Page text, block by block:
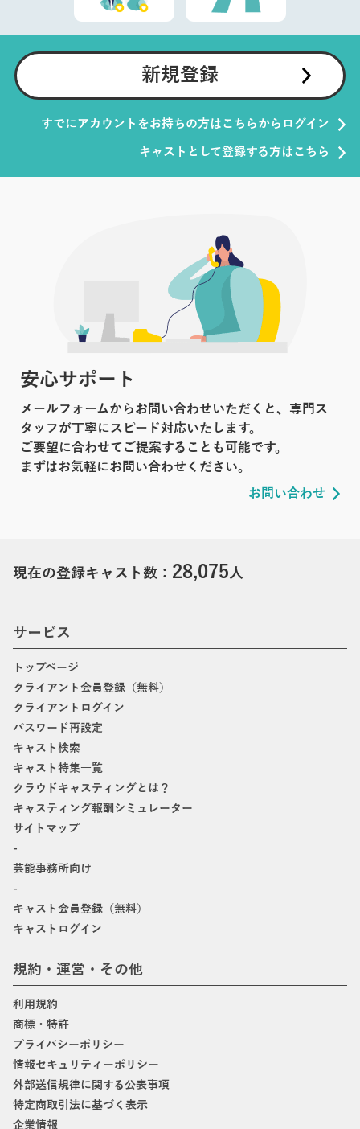
新規登録
すでにアカウントをお持ちの方はこちらからログイン
キャストとして登録する方はこちら
安心サポート
メールフォームからお問い合わせいただくと、専門ス
タッフが丁寧にスピード対応いたします。
ご要望に合わせてご提案することも可能です。
まずはお気軽にお問い合わせください。
お問い合わせ
現在の登録キャスト数： 28,075人
サービス
トップページ
クライアント会員登録（無料）
クライアントログイン
パスワード再設定
キャスト検索
キャスト特集一覧
クラウドキャスティングとは？
キャスティング報酬シミュレーター
サイトマップ
-
芸能事務所向け
-
キャスト会員登録（無料）
キャストログイン
規約・運営・その他
利用規約
商標・特許
プライバシーポリシー
情報セキュリティーポリシー
外部送信規律に関する公表事項
特定商取引法に基づく表示
企業情報